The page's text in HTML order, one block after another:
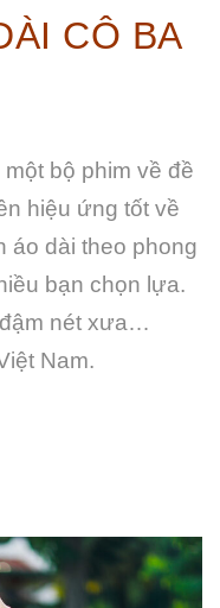
CÔ BA
bộ phim về đề
hiệu ứng tốt về
áo dài theo phong
bạn chọn lựa.
nét xưa…
Nam.